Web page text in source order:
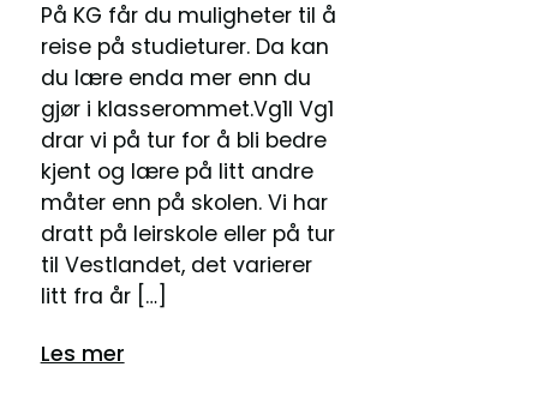
På KG får du muligheter til å
reise på studieturer. Da kan
du lære enda mer enn du
gjør i klasserommet.Vg1I Vg1
drar vi på tur for å bli bedre
kjent og lære på litt andre
måter enn på skolen. Vi har
dratt på leirskole eller på tur
til Vestlandet, det varierer
litt fra år […]
Les mer